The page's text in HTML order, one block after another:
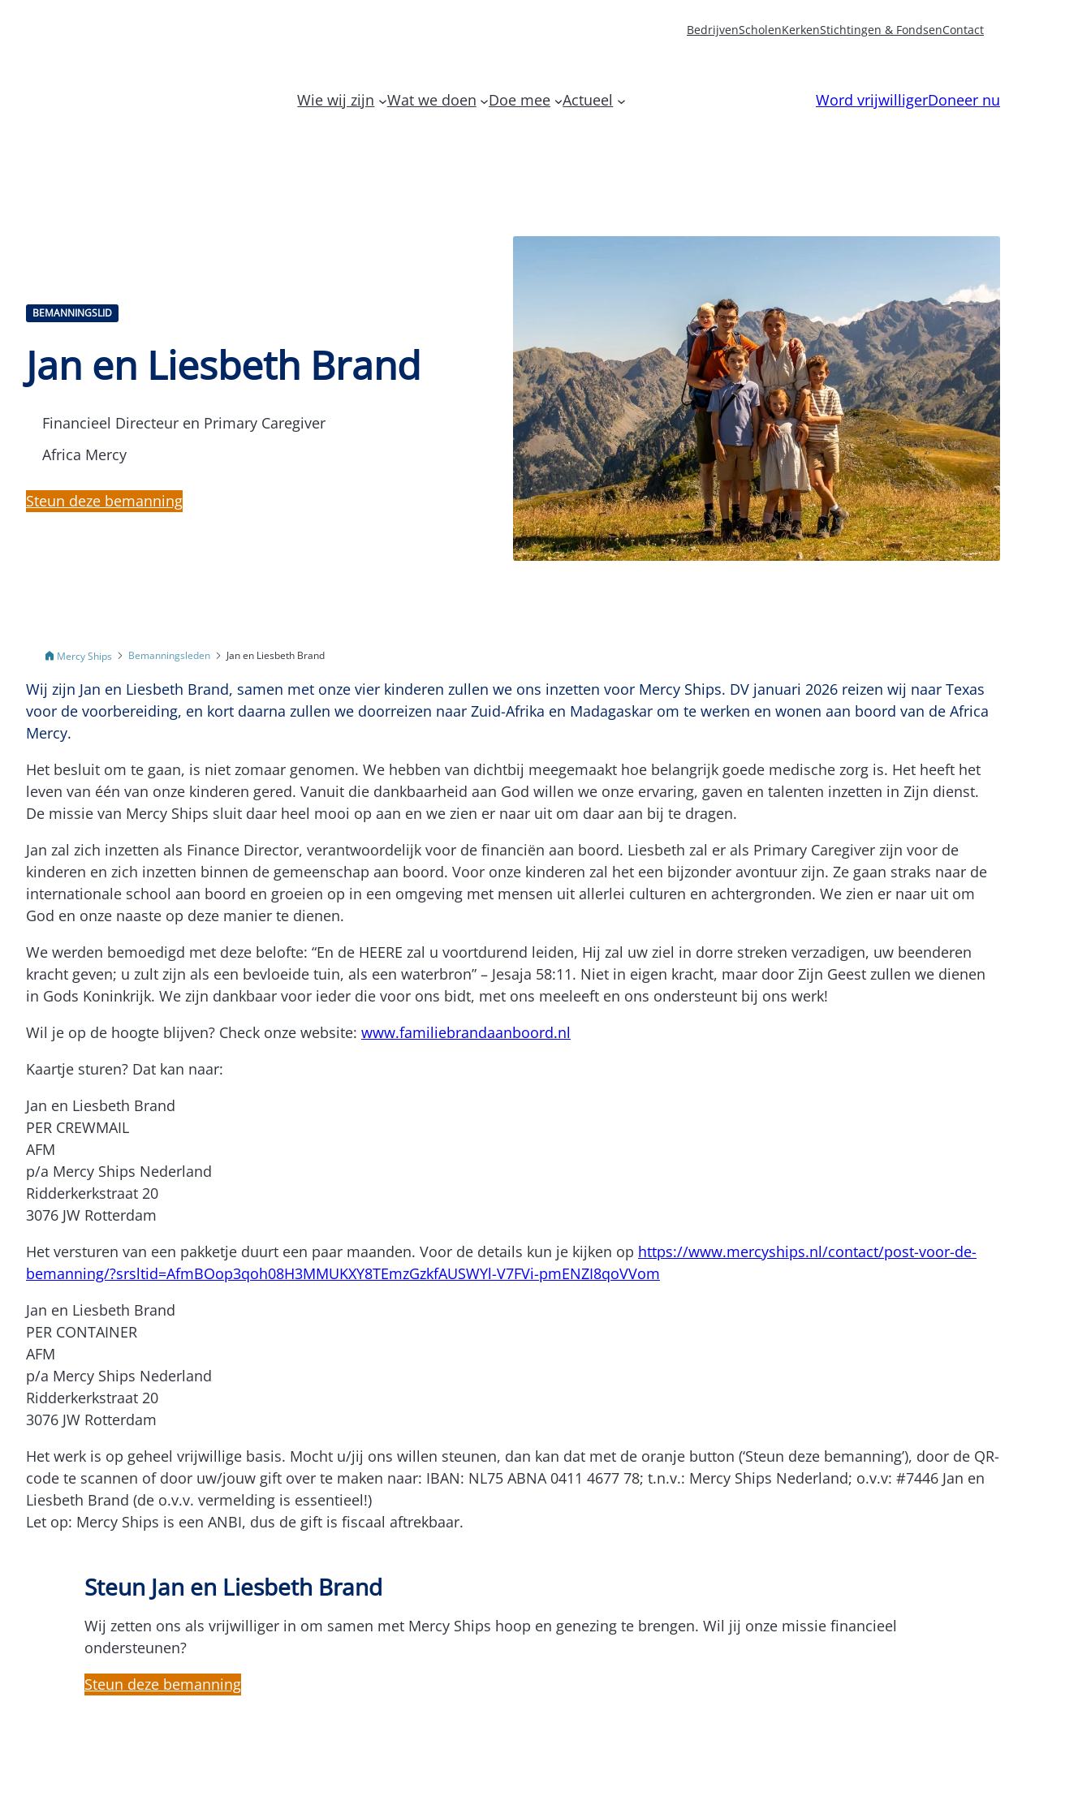
BedrijvenScholenKerkenStichtingen & FondsenContact
Wie wij zijn Wat we doen Doe mee Actueel Word vrijwilligerDoneer nu
BEMANNINGSLID
Jan en Liesbeth Brand
Financieel Directeur en Primary Caregiver
Africa Mercy
Steun deze bemanning
Mercy Ships Bemanningsleden Jan en Liesbeth Brand
Wij zijn Jan en Liesbeth Brand, samen met onze vier kinderen zullen we ons inzetten voor Mercy Ships. DV januari 2026 reizen wij naar Texas
voor de voorbereiding, en kort daarna zullen we doorreizen naar Zuid-Afrika en Madagaskar om te werken en wonen aan boord van de Africa
Mercy.
Het besluit om te gaan, is niet zomaar genomen. We hebben van dichtbij meegemaakt hoe belangrijk goede medische zorg is. Het heeft het
leven van één van onze kinderen gered. Vanuit die dankbaarheid aan God willen we onze ervaring, gaven en talenten inzetten in Zijn dienst.
De missie van Mercy Ships sluit daar heel mooi op aan en we zien er naar uit om daar aan bij te dragen.
Jan zal zich inzetten als Finance Director, verantwoordelijk voor de financiën aan boord. Liesbeth zal er als Primary Caregiver zijn voor de
kinderen en zich inzetten binnen de gemeenschap aan boord. Voor onze kinderen zal het een bijzonder avontuur zijn. Ze gaan straks naar de
internationale school aan boord en groeien op in een omgeving met mensen uit allerlei culturen en achtergronden. We zien er naar uit om
God en onze naaste op deze manier te dienen.
We werden bemoedigd met deze belofte: “En de HEERE zal u voortdurend leiden, Hij zal uw ziel in dorre streken verzadigen, uw beenderen
kracht geven; u zult zijn als een bevloeide tuin, als een waterbron” – Jesaja 58:11. Niet in eigen kracht, maar door Zijn Geest zullen we dienen
in Gods Koninkrijk. We zijn dankbaar voor ieder die voor ons bidt, met ons meeleeft en ons ondersteunt bij ons werk!
Wil je op de hoogte blijven? Check onze website: www.familiebrandaanboord.nl
Kaartje sturen? Dat kan naar:
Jan en Liesbeth Brand
PER CREWMAIL
AFM
p/a Mercy Ships Nederland
Ridderkerkstraat 20
3076 JW Rotterdam
Het versturen van een pakketje duurt een paar maanden. Voor de details kun je kijken op https://www.mercyships.nl/contact/post-voor-de-
bemanning/?srsltid=AfmBOop3qoh08H3MMUKXY8TEmzGzkfAUSWYl-V7FVi-pmENZI8qoVVom
Jan en Liesbeth Brand
PER CONTAINER
AFM
p/a Mercy Ships Nederland
Ridderkerkstraat 20
3076 JW Rotterdam
Het werk is op geheel vrijwillige basis. Mocht u/jij ons willen steunen, dan kan dat met de oranje button (‘Steun deze bemanning’), door de QR-
code te scannen of door uw/jouw gift over te maken naar: IBAN: NL75 ABNA 0411 4677 78; t.n.v.: Mercy Ships Nederland; o.v.v: #7446 Jan en
Liesbeth Brand (de o.v.v. vermelding is essentieel!)
Let op: Mercy Ships is een ANBI, dus de gift is fiscaal aftrekbaar.
Steun Jan en Liesbeth Brand
Wij zetten ons als vrijwilliger in om samen met Mercy Ships hoop en genezing te brengen. Wil jij onze missie financieel
ondersteunen?
Steun deze bemanning